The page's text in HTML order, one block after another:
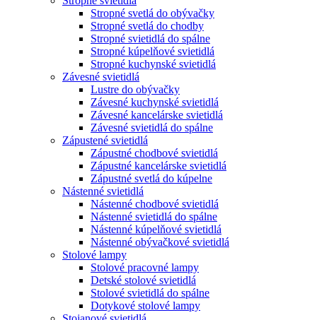
Stropné svetlá do obývačky
Stropné svetlá do chodby
Stropné svietidlá do spálne
Stropné kúpelňové svietidlá
Stropné kuchynské svietidlá
Závesné svietidlá
Lustre do obývačky
Závesné kuchynské svietidlá
Závesné kancelárske svietidlá
Závesné svietidlá do spálne
Zápustené svietidlá
Zápustné chodbové svietidlá
Zápustné kancelárske svietidlá
Zápustné svetlá do kúpelne
Nástenné svietidlá
Nástenné chodbové svietidlá
Nástenné svietidlá do spálne
Nástenné kúpelňové svietidlá
Nástenné obývačkové svietidlá
Stolové lampy
Stolové pracovné lampy
Detské stolové svietidlá
Stolové svietidlá do spálne
Dotykové stolové lampy